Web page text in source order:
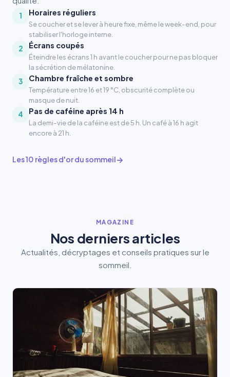
1 Horaires réguliers
Se coucher et se lever à heure fixe, même le week-end, pour
stabiliser l'horloge interne.
2
Écrans coupés
Éteindre les écrans 1 h avant le coucher pour ne pas bloquer
la sécrétion de mélatonine.
3
Chambre fraîche et sombre
Température entre 16 et 19 °C, obscurité complète ou
masque de nuit.
4
Pas de caféine après 14 h
La demi-vie de la caféine est de 5 h. Un café à 16 h agit
encore à 21 h.
Les 10 règles d'or du sommeil
MAGAZINE
Nos derniers articles
Actualités, décryptages et conseils pratiques sur le
sommeil.